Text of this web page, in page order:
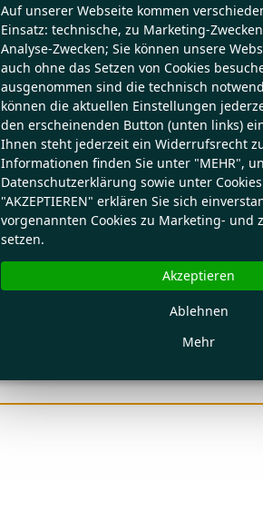
Auf unserer Webseite kommen
Einsatz: technische, zu Marketing-
Analyse-Zwecken; Sie können unsere
auch ohne das Setzen von Cookies
ausgenommen sind die technisch
können die aktuellen Einstellungen
den erscheinenden Button (unten links)
Ihnen steht jederzeit ein Widerrufsrecht
Informationen finden Sie unter "MEHR",
Datenschutzerklärung sowie unter
"AKZEPTIEREN" erklären Sie sich
vorgenannten Cookies zu Marketing- und
setzen.
Mehr
Ablehnen
Akzeptieren